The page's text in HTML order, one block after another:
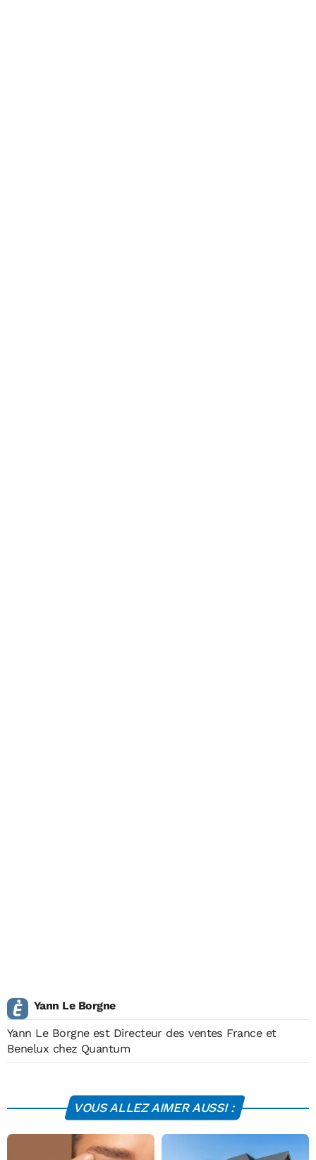
Yann Le Borgne
Yann Le Borgne est Directeur des ventes France et
Benelux chez Quantum
VOUS ALLEZ AIMER AUSSI :